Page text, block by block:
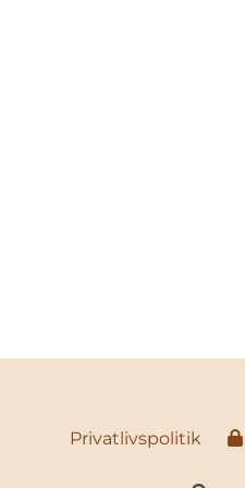
Privatlivspolitik